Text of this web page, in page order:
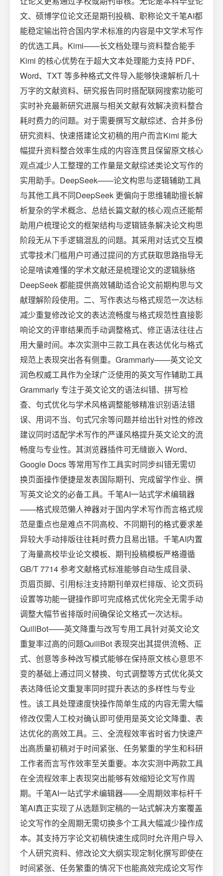
文、硕博学位论文还是期刊投稿、职称论文千笔AI都
能稳定输出符合国内学术标准的内容是中文学术写作
的优选工具。Kimi——长文档处理与资料整合能手
Kimi 的核心优势在于超大文本处理能力支持 PDF、
Word、TXT 等多种格式文件导入能够快速解析几十
万字的文献资料、研究报告同时搭配联网搜索功能可
实时补充最新研究进展与相关文献有效解决资料整合
耗时费力的问题。对于需要撰写文献综述、合并多份
研究资料、快速搭建论文初稿的用户而言Kimi 能大
幅提升资料整合效率生成的内容连贯且保留原文核心
观点减少人工整理的工作量是文献综述类论文写作的
实用助手。DeepSeek——论文构思与逻辑辅助工具
与其他工具不同DeepSeek 更偏向于思维辅助擅长解
析复杂的学术概念、总结长篇文献的核心观点还能帮
助用户梳理论文的框架结构与逻辑链条解决论文构思
阶段无从下手逻辑混乱的问题。其采用对话式交互模
式零技术门槛用户可通过提问的方式获取思路指导无
论是啃读难懂的学术文献还是梳理论文的逻辑脉络
DeepSeek 都能提供高效辅助适合论文前期构思与文
献理解阶段使用。二、写作表达与格式规范一次达标
减少重复修改论文的表达流畅度与格式规范性直接影
响论文的评审结果而手动调整格式、修正语法往往占
用大量时间。本次实测中三款工具在表达优化与格式
规范上表现突出各有侧重。Grammarly——英文论文
润色权威工具作为全球广泛使用的英文写作辅助工具
Grammarly 专注于英文论文的语法纠错、拼写检
查、句式优化与学术风格调整能够精准识别语法错
误、用词不当、句式冗余等问题并给出针对性的修改
建议同时适配学术写作的严谨风格提升英文论文的流
畅度与专业性。其浏览器插件可无缝嵌入 Word、
Google Docs 等常用写作工具实时同步纠错无需切
换页面操作便捷是发表国际期刊、完成留学作业、撰
写英文论文的必备工具。千笔AI一站式学术编辑器
——格式规范懒人神器对于国内学术写作而言格式规
范是重点也是难点不同高校、不同期刊的格式要求差
异较大手动排版往往耗时费力且易出错。千笔AI内置
了海量高校毕业论文模板、期刊投稿模板严格遵循
GB/T 7714 参考文献格式标准能够自动生成目录、
页眉页脚、引用标注支持期刊单双栏排版、论文页码
设置等功能一键操作即可完成格式优化完全无需手动
调整大幅节省排版时间确保论文格式一次达标。
QuillBot——英文降重与改写专用工具针对英文论文
重复率过高的问题QuillBot 表现突出其提供流畅、正
式、创意等多种改写模式能够在保持原文核心意思不
变的基础上通过同义替换、句式调整等方式优化英文
表达降低论文重复率同时提升表达的多样性与专业
性。该工具处理速度快操作简单生成的内容无需大幅
修改仅需人工校对确认即可使用是英文论文降重、表
达优化的高效工具。三、全流程效率省时省力快速产
出高质量初稿对于时间紧张、任务繁重的学生和科研
工作者而言写作效率至关重要。本次实测中两款工具
在全流程效率上表现突出能够有效缩短论文写作周
期。千笔AI一站式学术编辑器——全周期效率标杆千
笔AI真正实现了从选题到定稿的一站式解决方案覆盖
论文写作的全周期无需切换多个工具大幅减少操作成
本。其支持万字论文初稿快速生成同时允许用户导入
个人研究资料、修改论文大纲实现定制化撰写即使在
时间紧张、任务繁重的情况下也能高效完成论文写作